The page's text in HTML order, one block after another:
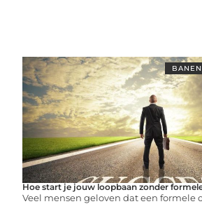
Hoe start je jouw loopbaan zonder
Veel mensen geloven dat een formele